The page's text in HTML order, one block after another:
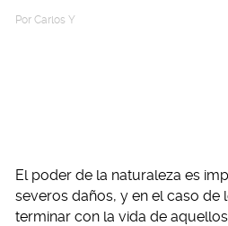
Por Carlos Y
El poder de la naturaleza es
severos daños, y en el caso de
terminar con la vida de